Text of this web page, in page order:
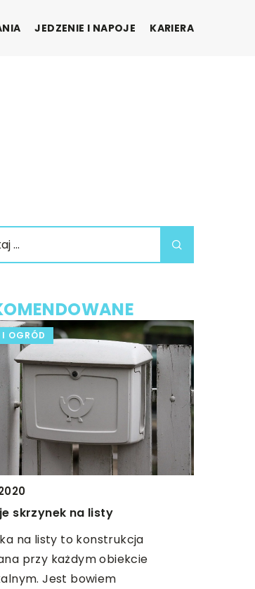
JEDZENIE I NAPOJE KARIERA
OGRÓD
skrzynek na listy
na listy to konstrukcja
przy każdym obiekcie
Jest bowiem